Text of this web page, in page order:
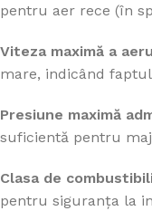
pentru aer rece (în
Viteza maximă a
mare, indicând
Presiune maximă
suficientă pentru
Clasa de
pentru siguranța la